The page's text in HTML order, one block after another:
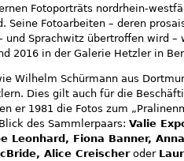
Fotoporträts nordrhein-
Seine Fotoarbeiten – deren
Sprachwitz übertroffen wird –
2016 in der Galerie Hetzler in
Wilhelm Schürmann aus
Dies gilt auch für die
er 1981 die Fotos zum
des Sammlerpaars: Valie
Leonhard, Fiona Banner,
Alice Creischeroder